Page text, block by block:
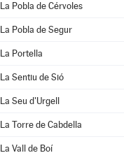
La Pobla de Cérvoles
La Pobla de Segur
La Portella
La Sentiu de Sió
La Seu d'Urgell
La Torre de Cabdella
La Vall de Boí